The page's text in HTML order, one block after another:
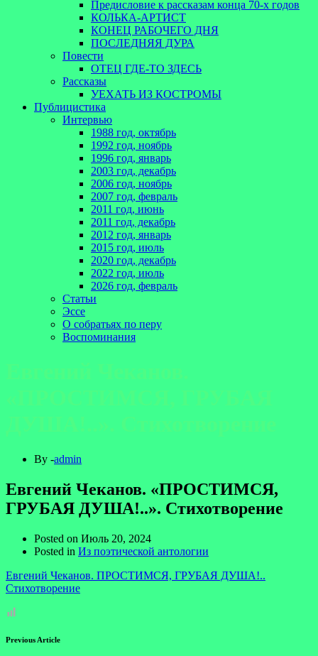
Предисловие к рассказам конца 70-х годов
КОЛЬКА-АРТИСТ
КОНЕЦ РАБОЧЕГО ДНЯ
ПОСЛЕДНЯЯ ДУРА
Повести
ОТЕЦ ГДЕ-ТО ЗДЕСЬ
Рассказы
УЕХАТЬ ИЗ КОСТРОМЫ
Публицистика
Интервью
1988 год, октябрь
1992 год, ноябрь
1996 год, январь
2003 год, декабрь
2006 год, ноябрь
2007 год, февраль
2011 год, июнь
2011 год, декабрь
2012 год, январь
2015 год, июль
2020 год, декабрь
2022 год, июль
2026 год, февраль
Статьи
Эссе
О собратьях по перу
Воспоминания
By -admin
Евгений Чеканов. «ПРОСТИМСЯ,
ГРУБАЯ ДУША!..». Стихотворение
Posted on Июль 20, 2024
Posted in Из поэтической антологии
Евгений Чеканов. ПРОСТИМСЯ, ГРУБАЯ ДУША!..
Стихотворение
Previous Article